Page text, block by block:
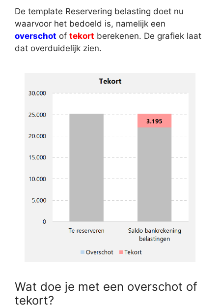
De template Reservering belasting doet nu
waarvoor het bedoeld is, namelijk een
overschot of tekort berekenen. De grafiek laat
dat overduidelijk zien.
Wat doe je met een overschot of
tekort?